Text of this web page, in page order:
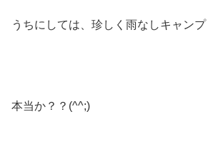
うちにしては、珍しく雨なしキャンプ
本当か？？(^^;)